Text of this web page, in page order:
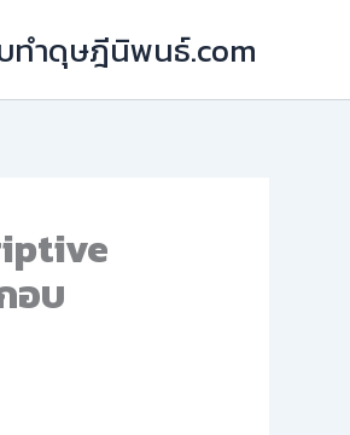
ทำดุษฎีนิพนธ์.com
อบ